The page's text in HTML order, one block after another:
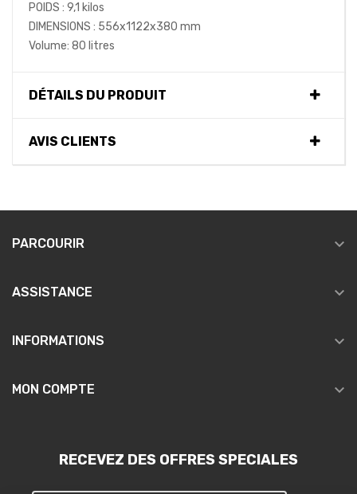
POIDS : 9,1 kilos
DIMENSIONS : 556х1122х380 mm
Volume: 80 litres
DÉTAILS DU PRODUIT
AVIS CLIENTS
PARCOURIR 
ASSISTANCE 
INFORMATIONS 
MON COMPTE 
RECEVEZ DES OFFRES SPECIALES